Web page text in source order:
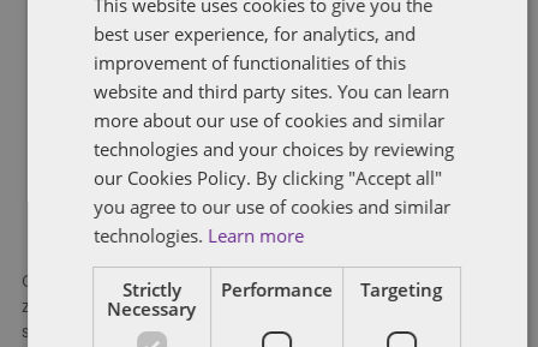
Küçük-orta ölçekli ve yerel perakendecilerin büyük zincir
mağazalar karşısındaki rekabetçi konumlarının korunması
bakımından;
Alım birlikleri teşvik edilmeli ve bireysel muafiyet
imkânından faydalandırılmalıdır,
Yerel perakendecilerin çeşitli işbirlikleri ile özel
markalı ürün üretimine yönelmeleri teşvik edilmeli
ve bireysel muafiyet imkânından faydalanmaları
sağlanmalıdır.
Genel olarak Ön Rapor’un analitik bir yaklaşım geliştirmekten
ziyade sektörün çeşitli paydaşlarının sektörün yapısal
sorunlarıyla ilgili görüşlerinden bir derleme ile tümevarımsal
best user experience, for analytics, and
improvement of functionalities of this
website and third party sites. You can learn
more about our use of cookies and similar
technologies and your choices by reviewing
our Cookies Policy. By clicking "Accept all"
you agree to our use of cookies and similar
technologies. Learn more
Strictly
Necessary
Performance Targeting